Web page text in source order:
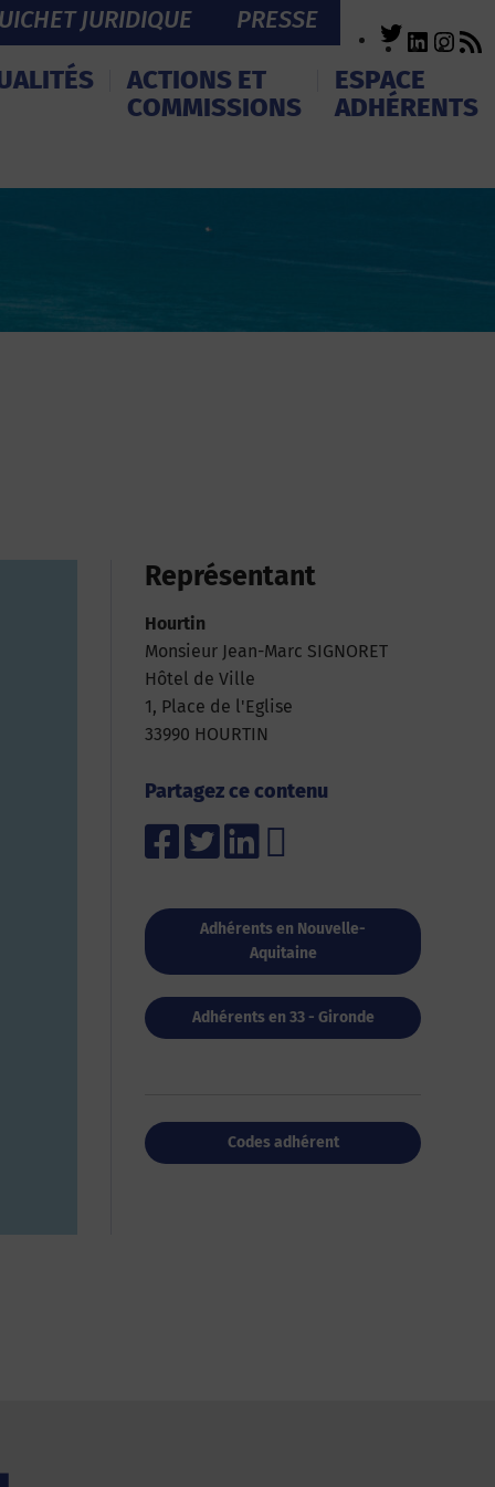
JURIDIQUE PRESSE Twitter
ACTIONS ET
COMMISSIONS
ESPACE
ADHÉRENTS
Représentant
Hourtin
Monsieur Jean-Marc SIGNORET
Hôtel de Ville
1, Place de l'Eglise
33990 HOURTIN
Partagez ce contenu
Adhérents en Nouvelle-
Aquitaine
Adhérents en 33 - Gironde
Codes adhérent